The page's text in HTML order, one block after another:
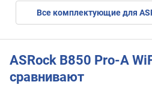
Все комплектующие для
ASRock B850 Pro-A
сравнивают